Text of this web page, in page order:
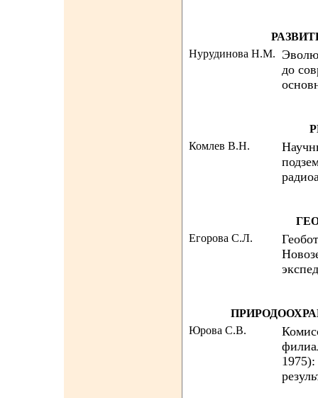
Нурудинова Н.М.
до
Комлев В.Н.
Егорова С.Л.
Юрова С.В.